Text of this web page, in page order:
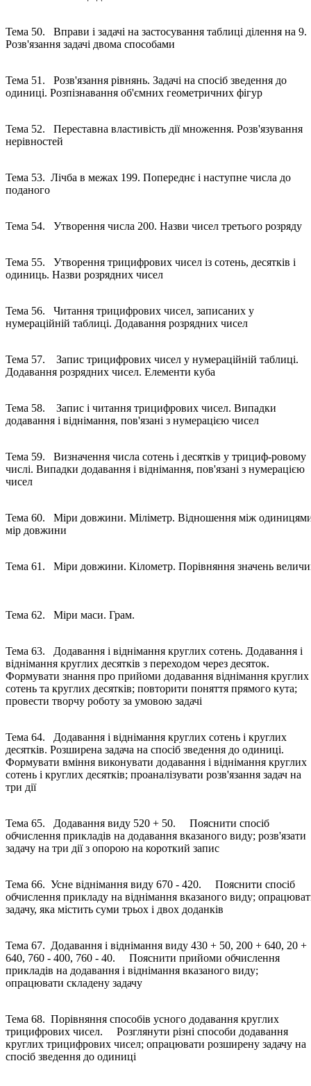
Тема 50. Вправи і задачі на застосування таблиці ділення на 9.
Розв'язання задачі двома способами
Тема 51. Розв'язання рівнянь. Задачі на спосіб зведення до
одиниці. Розпізнавання об'ємних геометричних фігур
Тема 52. Переставна властивість дії множення. Розв'язування
нерівностей
Тема 53. Лічба в межах 199. Попереднє і наступне числа до
поданого
Тема 54. Утворення числа 200. Назви чисел третього
Тема 55. Утворення трицифрових чисел із сотень, десятків і
одиниць. Назви розрядних чисел
Тема 56. Читання трицифрових чисел, записаних у
нумераційній таблиці. Додавання розрядних чисел
Тема 57. Запис трицифрових чисел у нумераційній таблиці.
Додавання розрядних чисел. Елементи куба
Тема 58. Запис і читання трицифрових чисел. Випадки
додавання і віднімання, пов'язані з нумерацією чисел
Тема 59. Визначення числа сотень і десятків у трициф-ровому
числі. Випадки додавання і віднімання, пов'язані з нумерацією
чисел
Тема 60. Міри довжини. Міліметр. Відношення між
мір довжини
Тема 61. Міри довжини. Кілометр. Порівняння значень
Тема 62. Міри маси. Грам.
Тема 63. Додавання і віднімання круглих сотень. Додавання і
віднімання круглих десятків з переходом через десяток.
Формувати знання про прийоми додавання віднімання круглих
сотень та круглих десятків; повторити поняття прямого кута;
провести творчу роботу за умовою задачі
Тема 64. Додавання і віднімання круглих сотень і круглих
десятків. Розширена задача на спосіб зведення до одиниці.
Формувати вміння виконувати додавання і віднімання круглих
сотень і круглих десятків; проаналізувати розв'язання задач на
три дії
Тема 65. Додавання виду 520 + 50. Пояснити спосіб
обчислення прикладів на додавання вказаного виду; розв'язати
задачу на три дії з опорою на короткий запис
Тема 66. Усне віднімання виду 670 - 420. Пояснити спосіб
обчислення прикладу на віднімання вказаного виду;
задачу, яка містить суми трьох і двох доданків
Тема 67. Додавання і віднімання виду 430 + 50, 200 + 640, 20 +
640, 760 - 400, 760 - 40. Пояснити прийоми обчислення
прикладів на додавання і віднімання вказаного виду;
опрацювати складену задачу
Тема 68. Порівняння способів усного додавання круглих
трицифрових чисел. Розглянути різні способи додавання
круглих трицифрових чисел; опрацювати розширену задачу на
спосіб зведення до одиниці